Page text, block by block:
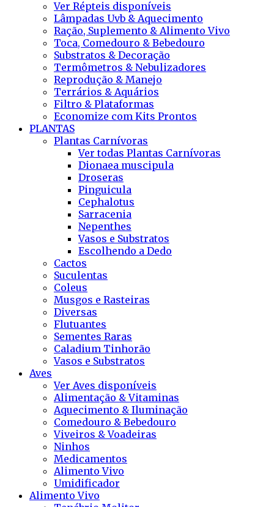
Ver Répteis disponíveis
Lâmpadas Uvb & Aquecimento
Ração, Suplemento & Alimento Vivo
Toca, Comedouro & Bebedouro
Substratos & Decoração
Termômetros & Nebulizadores
Reprodução & Manejo
Terrários & Aquários
Filtro & Plataformas
Economize com Kits Prontos
PLANTAS
Plantas Carnívoras
Ver todas Plantas Carnívoras
Dionaea muscipula
Droseras
Pinguicula
Cephalotus
Sarracenia
Nepenthes
Vasos e Substratos
Escolhendo a Dedo
Cactos
Suculentas
Coleus
Musgos e Rasteiras
Diversas
Flutuantes
Sementes Raras
Caladium Tinhorão
Vasos e Substratos
Aves
Ver Aves disponíveis
Alimentação & Vitaminas
Aquecimento & Iluminação
Comedouro & Bebedouro
Viveiros & Voadeiras
Ninhos
Medicamentos
Alimento Vivo
Umidificador
Alimento Vivo